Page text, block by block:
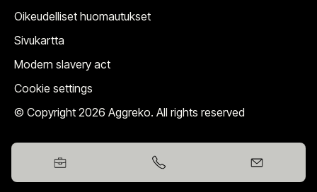
© Copyright 2026 Aggreko. All rights reserved
Oikeudelliset huomautukset
Sivukartta
Modern slavery act
Cookie settings